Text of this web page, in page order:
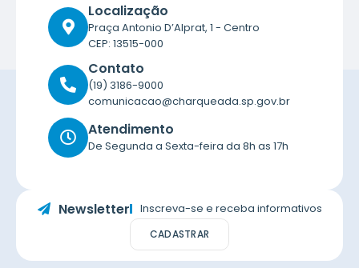
Localização
Praça Antonio D’Alprat, 1 - Centro
CEP: 13515-000
Contato
(19) 3186-9000
comunicacao@charqueada.sp.gov.br
Atendimento
De Segunda a Sexta-feira da 8h as 17h
Newsletter Inscreva-se e receba informativos
CADASTRAR